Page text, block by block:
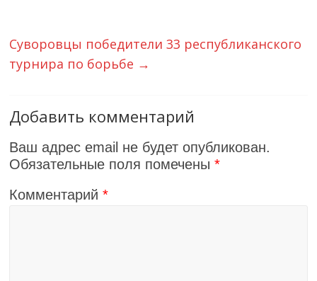
Суворовцы победители 33 республиканского
турнира по борьбе →
Добавить комментарий
Ваш адрес email не будет опубликован.
Обязательные поля помечены*
Комментарий*